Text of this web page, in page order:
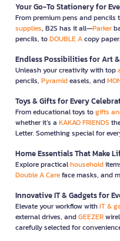
Your Go-To Stationery for
From premium pens and pencils
supplies, B2S has it all—Parker
pencils, toDOUBLE Acopy
Endless Possibilities for Art
Unleash your creativity with top
pencils, Pyramideasels, and
Toys & Gifts for Every
From educational toys togifts
whether it’s a KAKAO FRIENDS
Letter. Something special for
Home Essentials That Make
Explore practicalhousehold
Double A Careface masks, and
Innovative IT & Gadgets for
Elevate your workflow withIT &
external drives, andGEEZER
carefully selected for